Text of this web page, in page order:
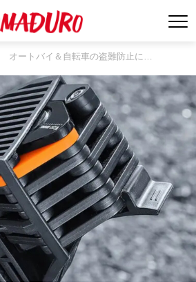
オートバイ＆自転車の盗難防止に…